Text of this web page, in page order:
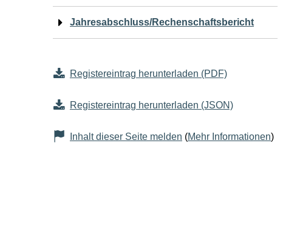
Jahresabschluss/Rechenschaftsbericht
Registereintrag herunterladen (PDF)
Registereintrag herunterladen (JSON)
Inhalt dieser Seite melden (Mehr Informationen)